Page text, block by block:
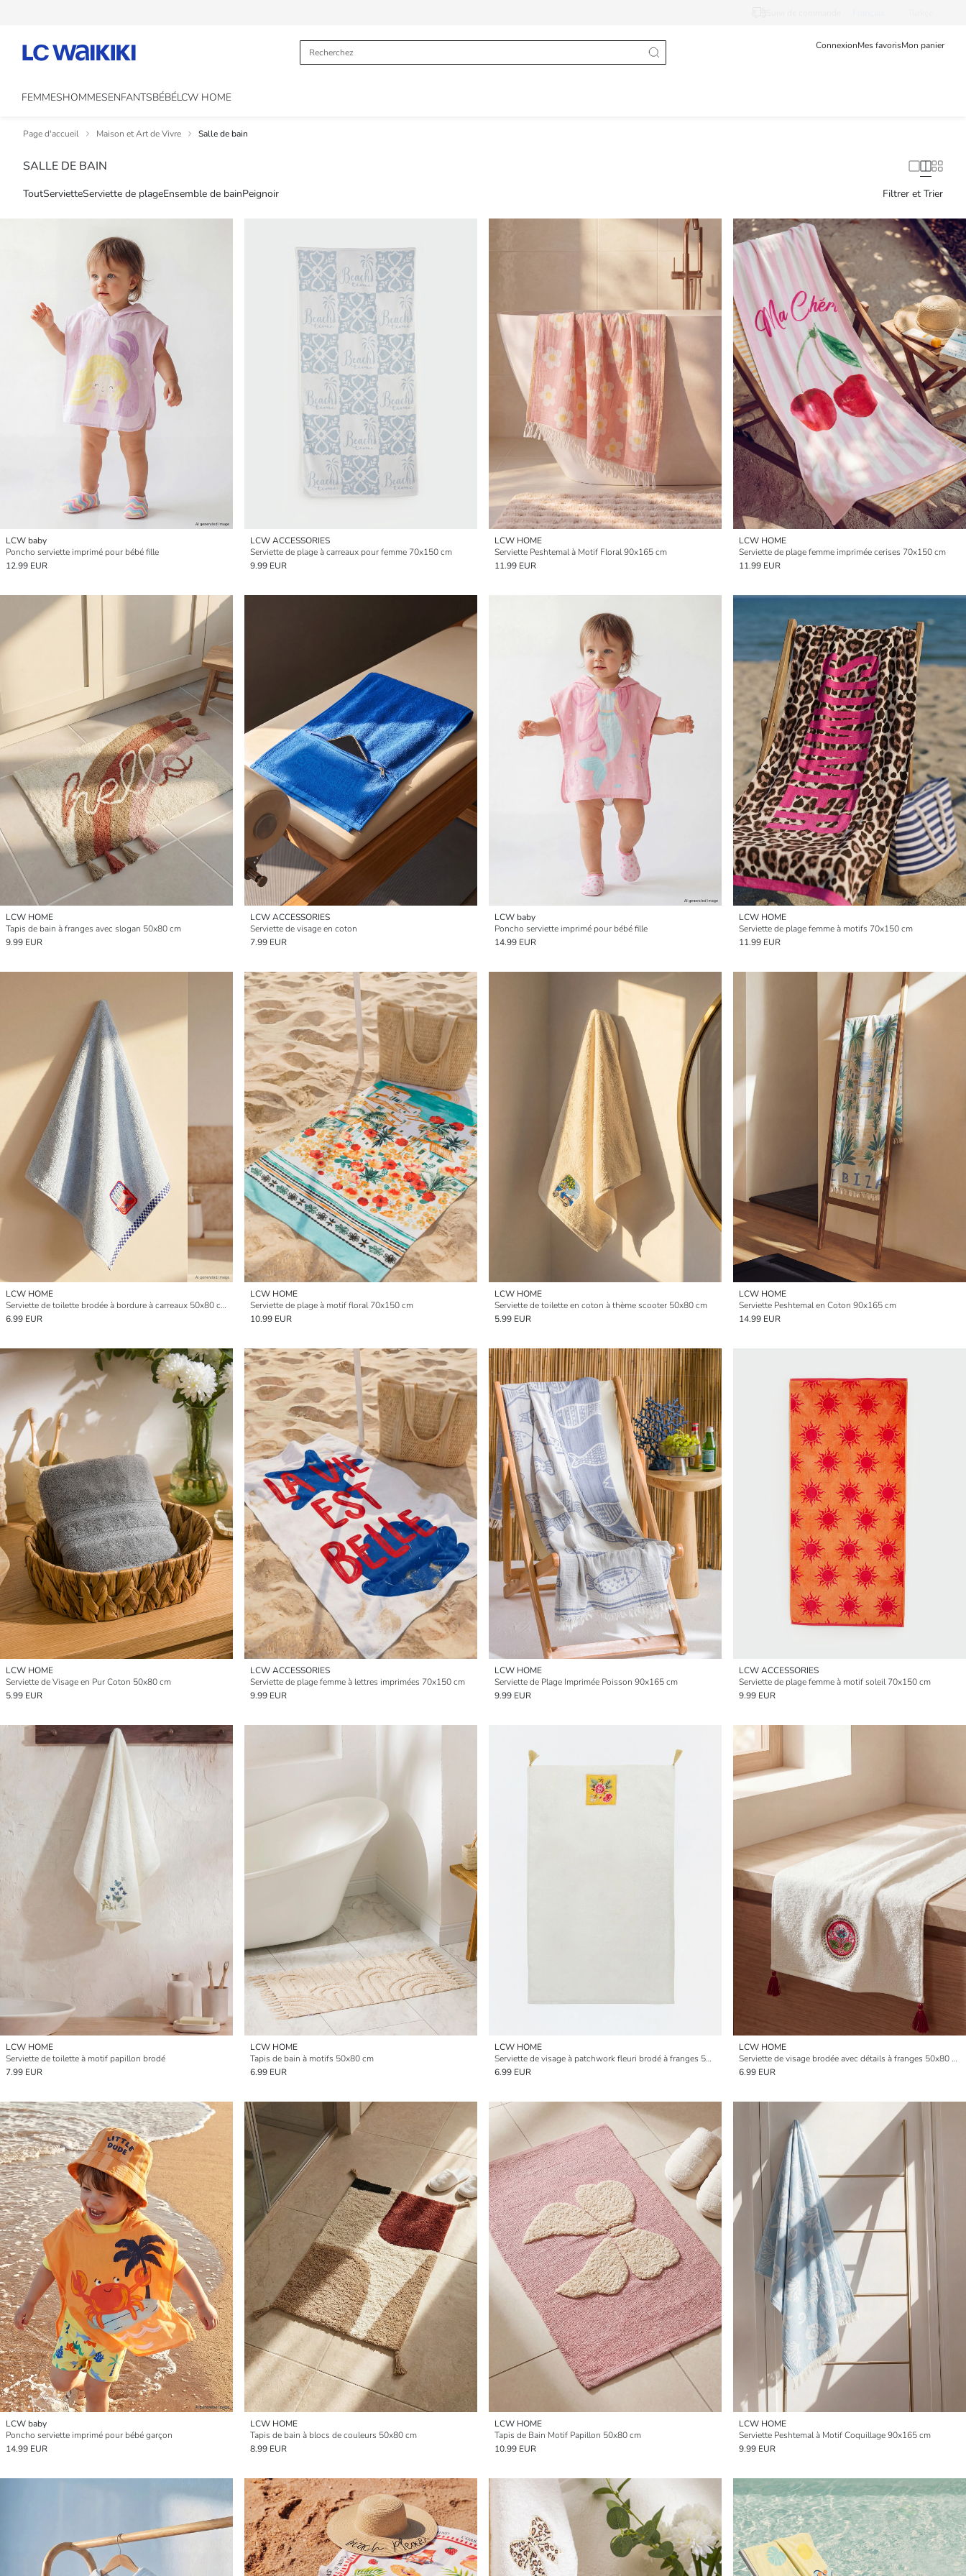
ConnexionMes favorisMon panier
FEMMESHOMMESENFANTSBÉBÉLCW HOME
Page d'accueil Maison et Art de Vivre Salle de bain
SALLE DE BAIN
ToutServietteServiette de plageEnsemble de bainPeignoir Filtrer et Trier
LCW baby
Poncho serviette imprimé pour bébé fille
12.99 EUR
LCW ACCESSORIES
Serviette de plage à carreaux pour femme 70x150 cm
9.99 EUR
LCW HOME
Serviette Peshtemal à Motif Floral 90x165 cm
11.99 EUR
LCW HOME
Serviette de plage femme imprimée cerises 70x150 cm
11.99 EUR
LCW HOME
Tapis de bain à franges avec slogan 50x80 cm
9.99 EUR
LCW ACCESSORIES
Serviette de visage en coton
7.99 EUR
LCW baby
Poncho serviette imprimé pour bébé fille
14.99 EUR
LCW HOME
Serviette de plage femme à motifs 70x150 cm
11.99 EUR
LCW HOME
Serviette de toilette brodée à bordure à carreaux 50x80 cm
6.99 EUR
LCW HOME
Serviette de plage à motif floral 70x150 cm
10.99 EUR
LCW HOME
Serviette de toilette en coton à thème scooter 50x80 cm
5.99 EUR
LCW HOME
Serviette Peshtemal en Coton 90x165 cm
14.99 EUR
LCW HOME
Serviette de Visage en Pur Coton 50x80 cm
5.99 EUR
LCW ACCESSORIES
Serviette de plage femme à lettres imprimées 70x150 cm
9.99 EUR
LCW HOME
Serviette de Plage Imprimée Poisson 90x165 cm
9.99 EUR
LCW ACCESSORIES
Serviette de plage femme à motif soleil 70x150 cm
9.99 EUR
LCW HOME
Serviette de toilette à motif papillon brodé
7.99 EUR
LCW HOME
Tapis de bain à motifs 50x80 cm
6.99 EUR
LCW HOME
Serviette de visage à patchwork fleuri brodé à franges 50x80 cm
6.99 EUR
LCW HOME
Serviette de visage brodée avec détails à franges 50x80 cm
6.99 EUR
LCW baby
Poncho serviette imprimé pour bébé garçon
14.99 EUR
LCW HOME
Tapis de bain à blocs de couleurs 50x80 cm
8.99 EUR
LCW HOME
Tapis de Bain Motif Papillon 50x80 cm
10.99 EUR
LCW HOME
Serviette Peshtemal à Motif Coquillage 90x165 cm
9.99 EUR